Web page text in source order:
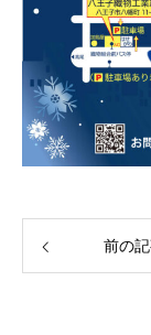
前の